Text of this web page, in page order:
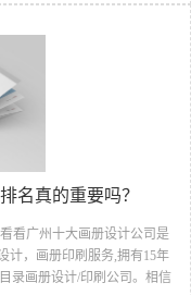
的可行性，针对其应用型
要顾及应用于其它视觉传播
缩小时的视觉...
名真的重要吗？
看广州十大画册设计公司是
计，画册印刷服务,拥有15年
录画册设计/印刷公司。相信